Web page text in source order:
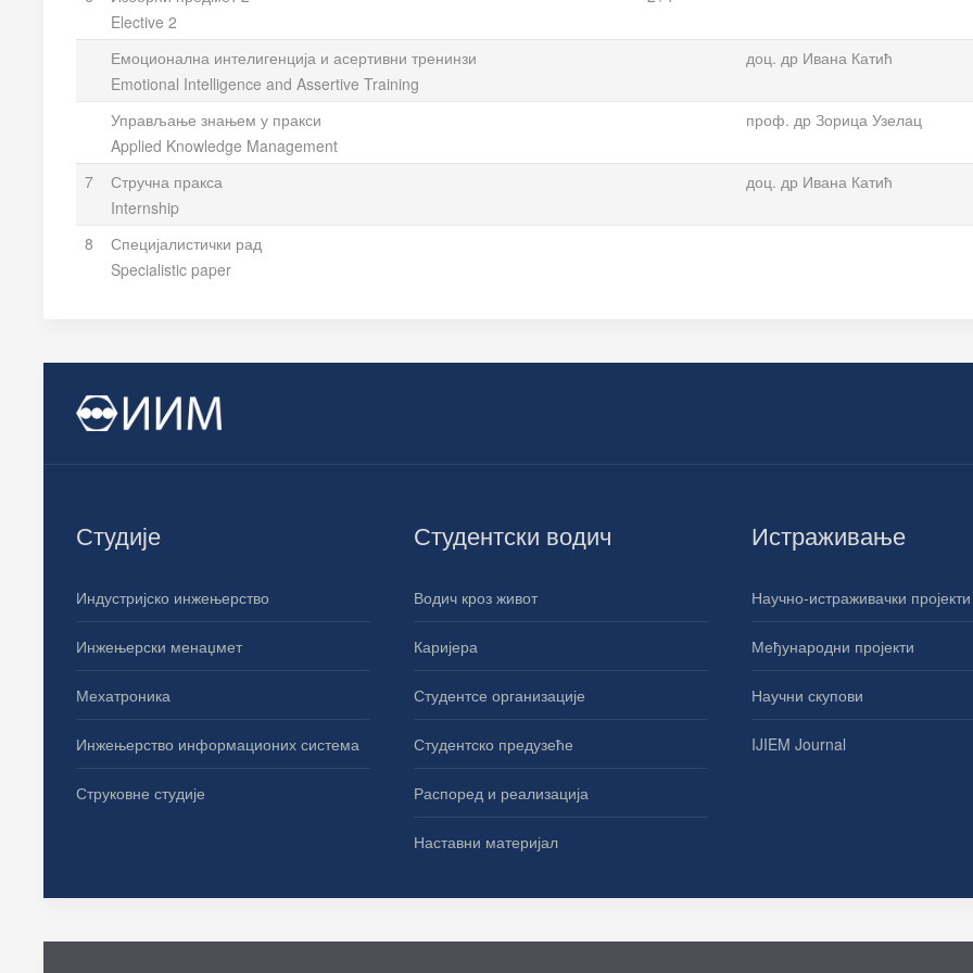
Elective 2
Емоционална интелигенција и асертивни тренинзи
Emotional Intelligence and Assertive Training
доц. др Ивана Катић
Управљање знањем у пракси
Applied Knowledge Management
проф. др Зорица Узелац
7
Стручна пракса
Internship
доц. др Ивана Катић
8
Специјалистички рад
Specialistic paper
Студије
Индустријско инжењерство
Инжењерски менаџмет
Мехатроника
Инжењерство информационих система
Струковне студије
Студентски водич
Водич кроз живот
Каријера
Студентсе организације
Студентско предузеће
Распоред и реализација
Наставни материјал
Истраживање
Научно-истраживачки пројекти
Међународни пројекти
Научни скупови
IJIEM Journal